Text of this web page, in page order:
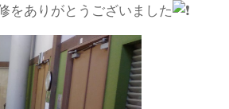
をありがとうございました